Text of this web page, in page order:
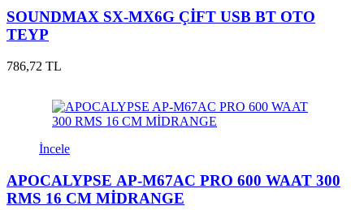
SOUNDMAX SX-MX6G ÇİFT USB BT OTO
TEYP
786,72 TL
İncele
APOCALYPSE AP-M67AC PRO 600 WAAT 300
RMS 16 CM MİDRANGE